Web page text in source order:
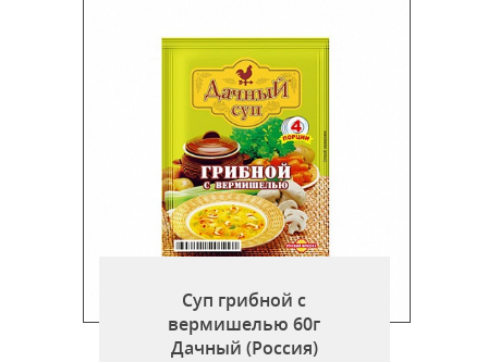
Суп грибной с
вермишелью 60г
Дачный (Россия)